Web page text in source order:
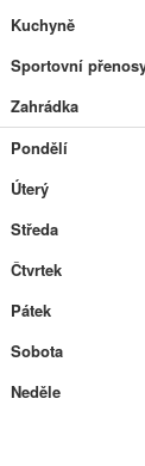
Kuchyně
Sportovní
Zahrádka
Pondělí
Úterý
Středa
Čtvrtek
Pátek
Sobota
Neděle